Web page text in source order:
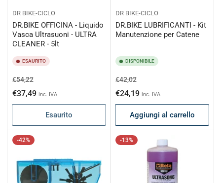
DR BIKE-CICLO
DR.BIKE OFFICINA - Liquido
Vasca Ultrasuoni - ULTRA
CLEANER - 5lt
ESAURITO
Prezzo
di
listino
€54,22Prezzo
scontato
€37,49 inc. IVA
Esaurito
DR BIKE-CICLO
DR.BIKE LUBRIFICANTI - Kit
Manutenzione per Catene
DISPONIBILE
Prezzo
di
listino
€42,02Prezzo
scontato
€24,19 inc. IVA
Aggiungi al carrello
-42% -13%